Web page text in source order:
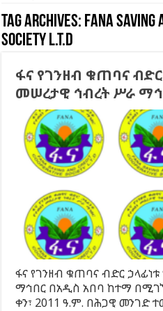
Tag Archives: fana saving
society L.T.D
ፋና የገንዘብ ቁጠባና ብድር
መሠረታዊ ኅብረት ሥራ
ፋና የገንዘብ ቁጠባና ብድር
ማኅበር በአዲስ አበባ ከተማ
ቀን፣ 2011 ዓ.ም. በሕጋዊ መንገድ